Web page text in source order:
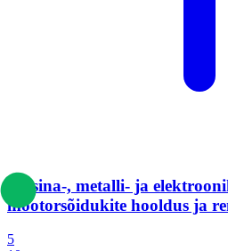
Masina-, metalli- ja
mootorsõidukite hooldus ja
5